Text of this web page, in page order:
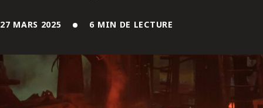
Réseau des anciens d’Osler
27 MARS 2025 6 MIN DE LECTURE